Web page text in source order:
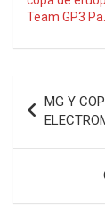
Team GP3
de
entradas
MG Y